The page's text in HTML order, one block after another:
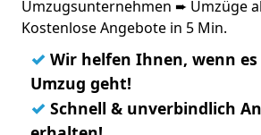
Umzugsunternehmen ➨ Umzüge
Kostenlose Angebote in 5 Min.
✓ Wir helfen Ihnen, wenn
Umzug geht!
✓ Schnell & unverbindlich